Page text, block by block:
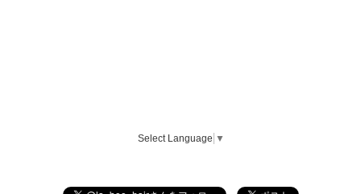
Select Language ▼